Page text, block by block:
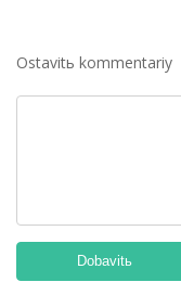
Ostavitь kommentariy
Dobavitь